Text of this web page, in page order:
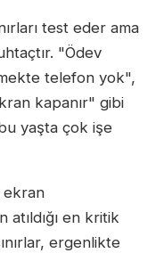
test eder ama
"Ödev
telefon yok",
kapanır" gibi
yaşta çok işe
ekran
atıldığı en kritik
ergenlikte